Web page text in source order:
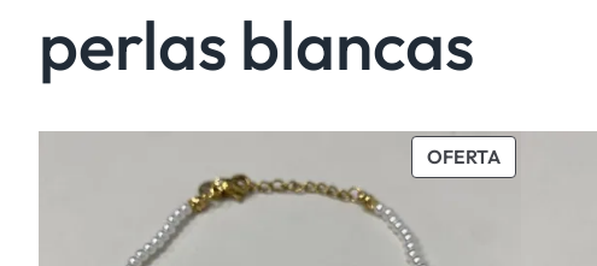
perlas blancas
OFERTAPRODUCTO
EN